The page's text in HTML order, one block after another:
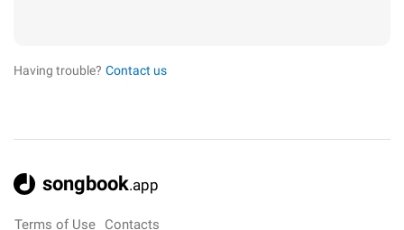
Having trouble? Contact us
songbook.app
Terms of Use Contacts